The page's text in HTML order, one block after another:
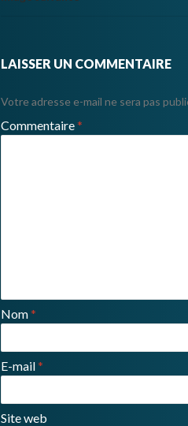
LAISSER UN COMMENTAIRE
Votre adresse e-mail ne sera pas
Commentaire*
Nom*
E-mail*
Site web